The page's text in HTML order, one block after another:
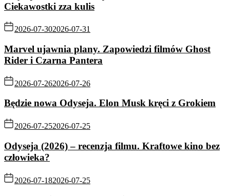
Ciekawostki zza kulis
2026-07-302026-07-31
Marvel ujawnia plany. Zapowiedzi filmów Ghost
Rider i Czarna Pantera
2026-07-262026-07-26
Będzie nowa Odyseja. Elon Musk kręci z Grokiem
2026-07-252026-07-25
Odyseja (2026) – recenzja filmu. Kraftowe kino bez
człowieka?
2026-07-182026-07-25